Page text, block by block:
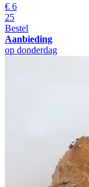
€ 6
25
Bestel
Aanbieding
op donderdag